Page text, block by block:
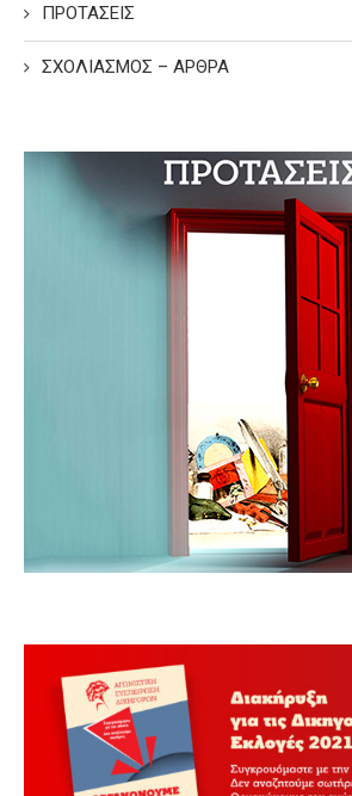
ΠΡΟΤΑΣΕΙΣ
ΣΧΟΛΙΑΣΜΟΣ – ΑΡΘΡΑ